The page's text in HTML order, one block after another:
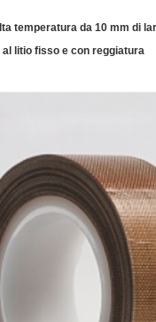
temperatura da 10 mm di
litio fisso e con reggiatura